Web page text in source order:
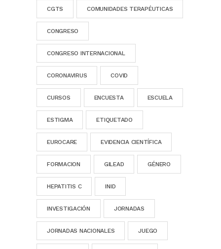
CGTS COMUNIDADES TERAPÉUTICAS
CONGRESO
CONGRESO INTERNACIONAL
CORONAVIRUS COVID
CURSOS ENCUESTA ESCUELA
ESTIGMA ETIQUETADO
EUROCARE EVIDENCIA CIENTÍFICA
FORMACION GILEAD GÉNERO
HEPATITIS C INID
INVESTIGACIÓN JORNADAS
JORNADAS NACIONALES JUEGO